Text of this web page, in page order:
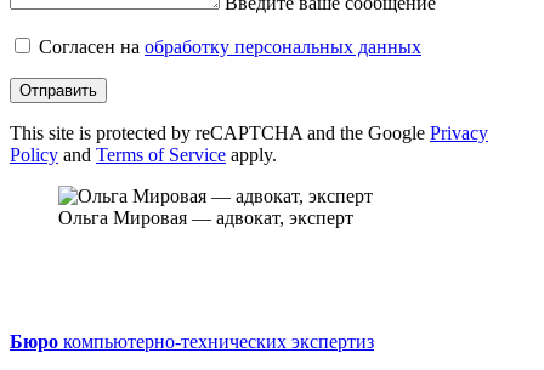
Согласен на обработку персональных данных
Отправить
This site is protected by reCAPTCHA and the Google Privacy
Policy and Terms of Service apply.
Ольга Мировая — адвокат, эксперт
Бюро компьютерно-технических экспертиз